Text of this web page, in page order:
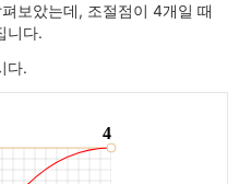
보았는데, 조절점이 4개일 때
니다.
다.